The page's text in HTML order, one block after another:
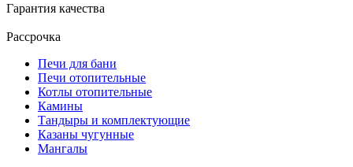
Гарантия качества
Рассрочка
Печи для бани
Печи отопительные
Котлы отопительные
Камины
Тандыры и комплектующие
Казаны чугунные
Мангалы